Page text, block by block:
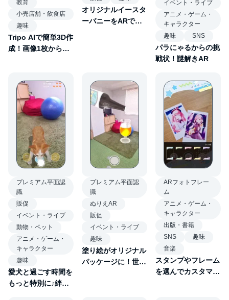
教育
小売店舗・飲食店
趣味
Tripo AIで簡単3D作
成！画像1枚から作
オリジナルイースタ
ーバニーをARでお
イベント・ライブ
アニメ・ゲーム・
キャラクター
趣味
SNS
パラにゃるからの挑
戦状！謎解きAR
プレミアム平面認
識
販促
イベント・ライブ
動物・ペット
アニメ・ゲーム・
キャラクター
趣味
愛犬と過ごす時間を
もっと特別に♪絆を
プレミアム平面認
識
ぬりえAR
販促
イベント・ライブ
趣味
塗り絵がオリジナル
パッケージに！世界
ARフォトフレー
ム
アニメ・ゲーム・
キャラクター
出版・書籍
SNS
趣味
音楽
スタンプやフレーム
を選んでカスタマイ